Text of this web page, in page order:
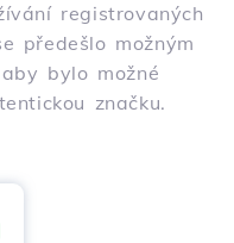
registrovaných
předešlo možným
bylo možné
značku.